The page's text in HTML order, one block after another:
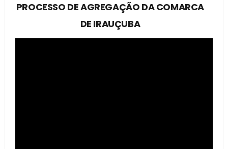
PROCESSO DE AGREGAÇÃO DA COMARCA
DE IRAUÇUBA